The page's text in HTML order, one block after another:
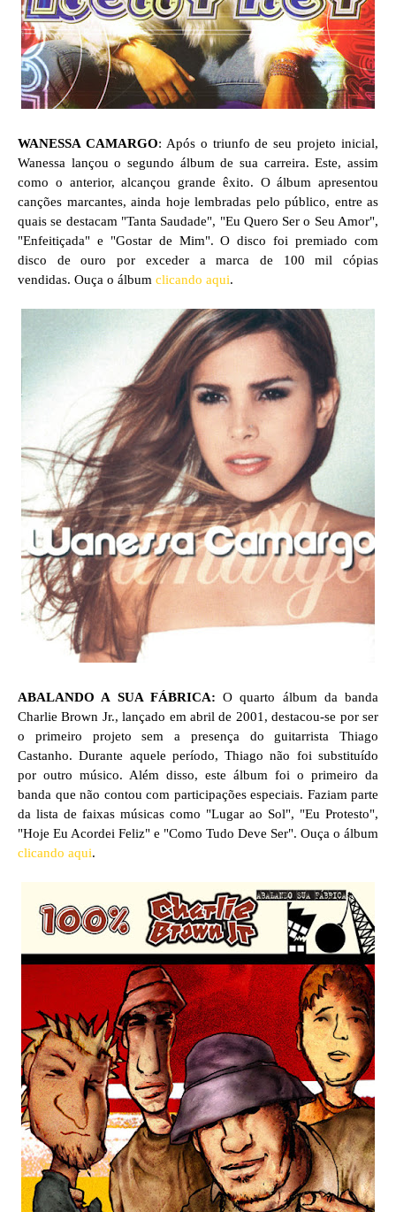
WANESSA CAMARGO: Após o triunfo de seu projeto inicial,
Wanessa lançou o segundo álbum de sua carreira. Este, assim
como o anterior, alcançou grande êxito. O álbum apresentou
canções marcantes, ainda hoje lembradas pelo público, entre as
quais se destacam "Tanta Saudade", "Eu Quero Ser o Seu Amor",
"Enfeitiçada" e "Gostar de Mim". O disco foi premiado com
disco de ouro por exceder a marca de 100 mil cópias
vendidas. Ouça o álbum clicando aqui.
ABALANDO A SUA FÁBRICA: O quarto álbum da banda
Charlie Brown Jr., lançado em abril de 2001, destacou-se por ser
o primeiro projeto sem a presença do guitarrista Thiago
Castanho. Durante aquele período, Thiago não foi substituído
por outro músico. Além disso, este álbum foi o primeiro da
banda que não contou com participações especiais. Faziam parte
da lista de faixas músicas como "Lugar ao Sol", "Eu Protesto",
"Hoje Eu Acordei Feliz" e "Como Tudo Deve Ser". Ouça o álbum
clicando aqui.